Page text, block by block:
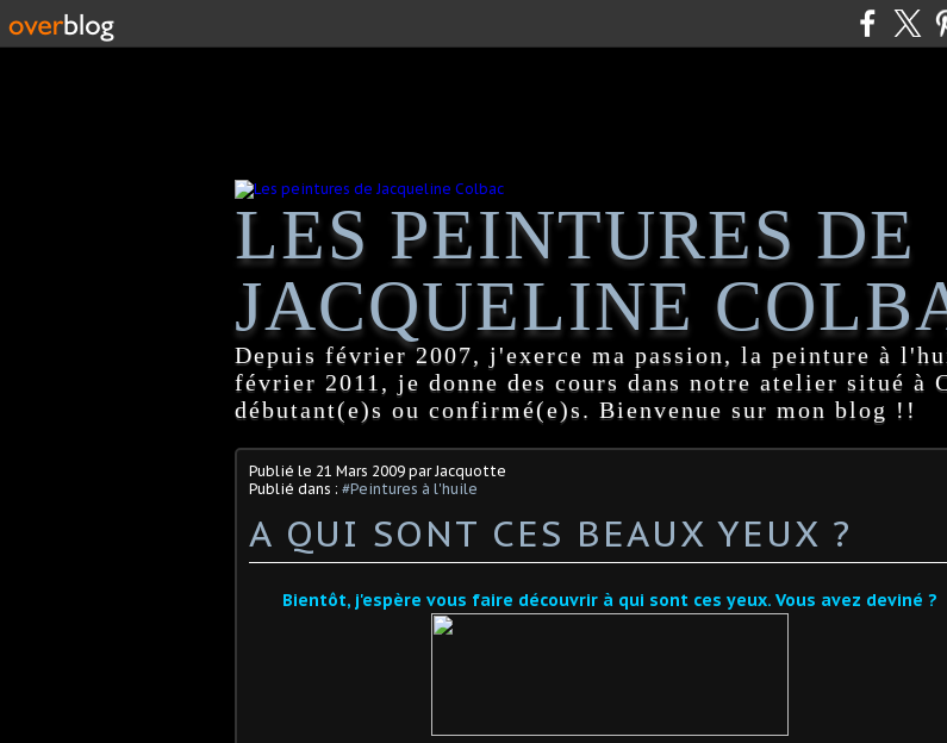
LES PEINTURES DE
JACQUELINE
Depuis février 2007, j'exerce ma passion, la peinture à
février 2011, je donne des cours dans notre atelier situé à
débutant(e)s ou confirmé(e)s. Bienvenue sur mon blog !!
Publié le 21 Mars 2009 par Jacquotte
Publié dans : #Peintures à l'huile
A QUI SONT CES BEAUX YEUX ?
Bientôt, j'espère vous faire découvrir à qui sont ces yeux. Vous avez deviné ?